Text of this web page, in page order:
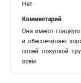
Нет
Комментарий
Они имеют гладкую
и обеспечивает
своей покупкой
всем